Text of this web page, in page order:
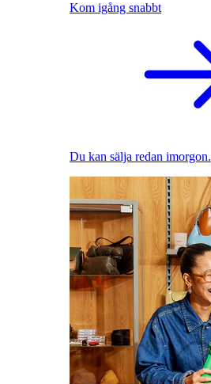
Kom igång snabbt
Du kan sälja redan imorgon.